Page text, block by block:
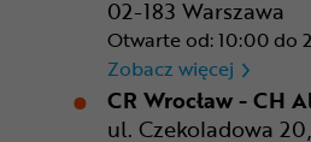
02-183 Warszawa
Otwarte od: 10:00 do
Zobacz więcej CR
CR Wrocław - CH
ul. Czekoladowa 20,